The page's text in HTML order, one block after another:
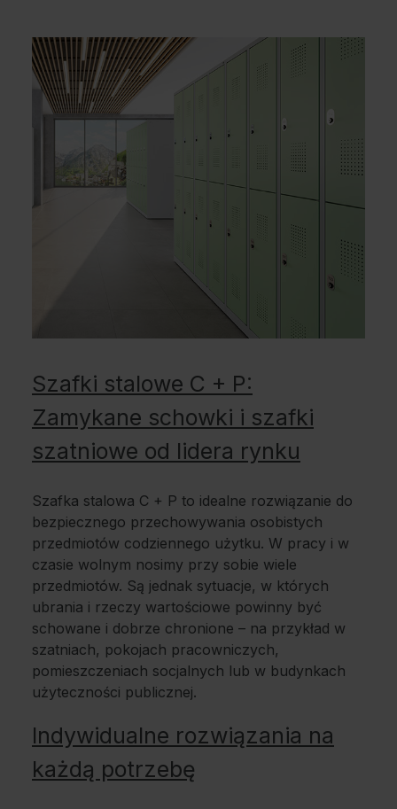
Szafki stalowe C + P:
Zamykane schowki i szafki
szatniowe od lidera rynku
Szafka stalowa C + P to idealne rozwiązanie do
bezpiecznego przechowywania osobistych
przedmiotów codziennego użytku. W pracy i w
czasie wolnym nosimy przy sobie wiele
przedmiotów. Są jednak sytuacje, w których
ubrania i rzeczy wartościowe powinny być
schowane i dobrze chronione – na przykład w
szatniach, pokojach pracowniczych,
pomieszczeniach socjalnych lub w budynkach
użyteczności publicznej.
Indywidualne rozwiązania na
każdą potrzebę